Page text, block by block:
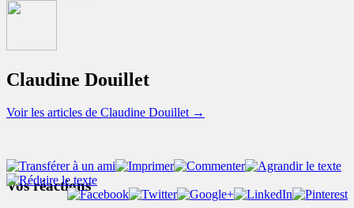
Claudine Douillet
Voir les articles de Claudine Douillet →
Vos réactions